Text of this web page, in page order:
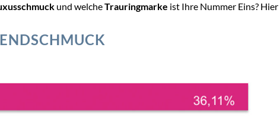
und welcheTrauringmarke ist Ihre Nummer Eins? Hier